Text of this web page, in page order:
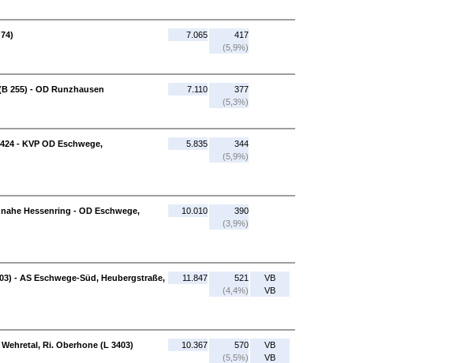
7.065
417
(5,9%)
255) - OD Runzhausen 7.110
377
(5,3%)
- KVP OD Eschwege, 5.835
344
(5,9%)
Hessenring - OD Eschwege, 10.010
390
(3,9%)
- AS Eschwege-Süd, Heubergstraße, 11.847
521
(4,4%)
VB
VB
Ri. Oberhone (L 3403) 10.367
570
(5,5%)
VB
VB